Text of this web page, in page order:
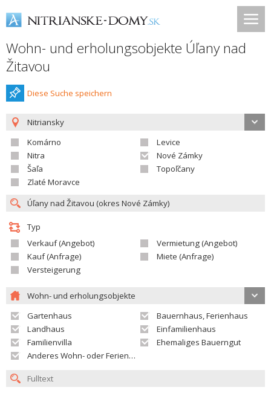
Wohn- und erholungsobjekte Úľany nad
Žitavou
Diese Suche speichern
Nitriansky
Komárno
Levice
Nitra
Nové Zámky
Šaľa
Topoľčany
Zlaté Moravce
Typ
Verkauf (Angebot)
Vermietung (Angebot)
Kauf (Anfrage)
Miete (Anfrage)
Versteigerung
Wohn- und erholungsobjekte
Gartenhaus
Bauernhaus, Ferienhaus
Landhaus
Einfamilienhaus
Familienvilla
Ehemaliges Bauerngut
Anderes Wohn- oder Ferienobjekt